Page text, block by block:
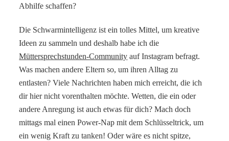
Abhilfe schaffen?
Die Schwarmintelligenz ist ein tolles Mittel, um kreative
Ideen zu sammeln und deshalb habe ich die
Müttersprechstunden-Community auf Instagram befragt.
Was machen andere Eltern so, um ihren Alltag zu
entlasten? Viele Nachrichten haben mich erreicht, die ich
dir hier nicht vorenthalten möchte. Wetten, die ein oder
andere Anregung ist auch etwas für dich? Mach doch
mittags mal einen Power-Nap mit dem Schlüsseltrick, um
ein wenig Kraft zu tanken! Oder wäre es nicht spitze,